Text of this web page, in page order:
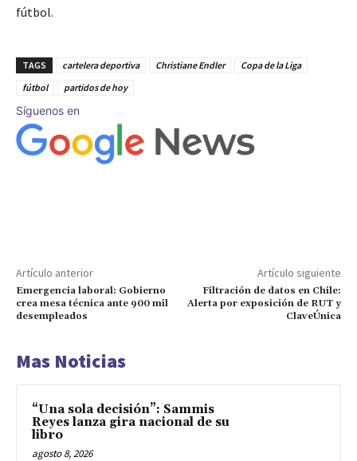
fútbol.
TAGS cartelera deportiva Christiane Endler
Copa de la Liga
fútbol
partidos de hoy
Síguenos en
Artículo anterior
Emergencia laboral: Gobierno
crea mesa técnica ante 900 mil
desempleados
Artículo siguiente
Filtración de datos en Chile:
Alerta por exposición de RUT y
ClaveÚnica
Mas Noticias
“Una sola decisión”: Sammis
Reyes lanza gira nacional de su
libro
agosto 8, 2026